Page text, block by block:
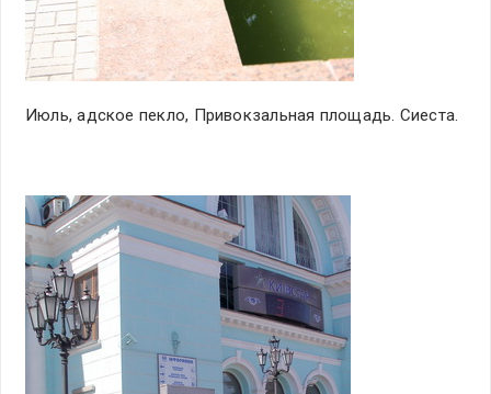
Июль, адское пекло, Привокзальная площадь. Сиеста.